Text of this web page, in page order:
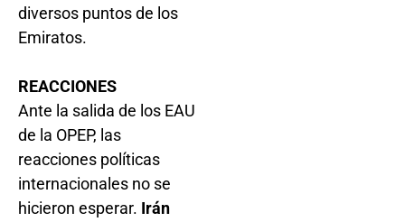
diversos puntos de los
Emiratos.
REACCIONES
Ante la salida de los EAU
de la OPEP, las
reacciones políticas
internacionales no se
hicieron esperar. Irán